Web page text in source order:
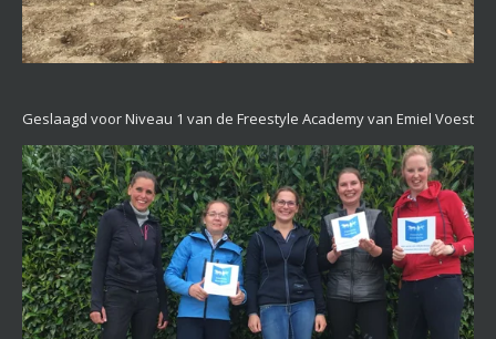
Geslaagd voor Niveau 1 van de Freestyle Academy van Emiel Voest